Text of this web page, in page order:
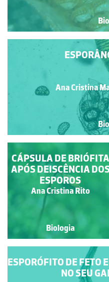
Ana Cristina
MUSGO COM
ESPORÓFITO
Carla Maria Fonseca
Gouveia
Biologia
CÁPSULA DE BRIÓFITA
APÓS DEISCÊNCIA
ESPOROS
Ana Cristina Rito
Biologia
ESPORÓFITO DE FETO
NO SEU